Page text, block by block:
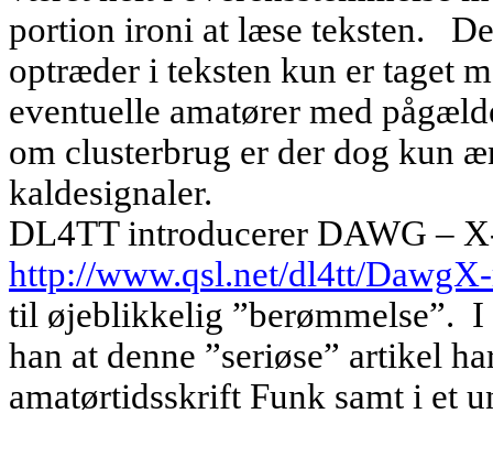
portion ironi at læse teksten.
optræder i teksten kun er taget
eventuelle amatører med
om clusterbrug er der dog kun
kaldesignaler.
DL4TT introducerer DAWG –
http://www.qsl.net/dl4tt/
til øjeblikkelig ”berømmelse”. I
han at denne ”seriøse” artikel
amatørtidsskrift Funk samt i et